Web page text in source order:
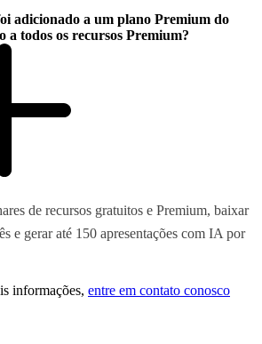
adicionado a um plano Premium do
a todos os recursos Premium?
de recursos gratuitos e Premium, baixar
e gerar até 150 apresentações com IA por
informações, entre em contato conosco